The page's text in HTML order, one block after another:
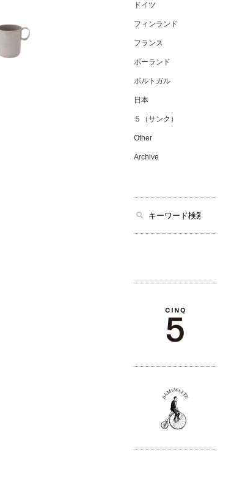
ドイツ
フィンランド
フランス
ポーランド
ポルトガル
日本
５（サンク）
Other
Archive